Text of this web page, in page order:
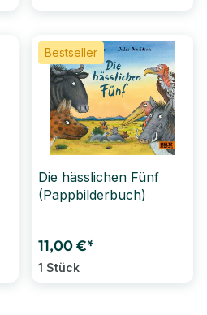
Bestseller
Die hässlichen Fünf
(Pappbilderbuch)
11,00 €*
1 Stück